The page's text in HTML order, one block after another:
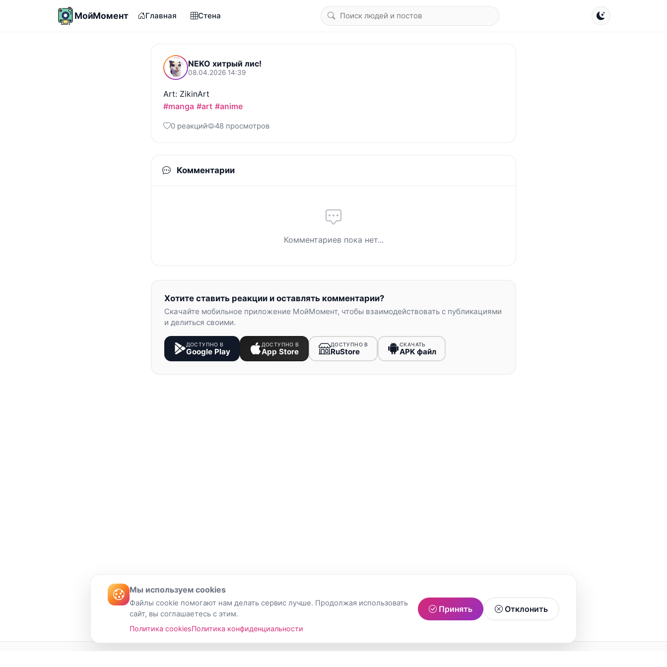
МойМомент Главная Стена
NEKO хитрый лис!
08.04.2026 14:39
#manga #art #anime
0 реакций 48 просмотров
Комментарии
Комментариев пока нет...
Хотите ставить реакции и оставлять комментарии?
Скачайте мобильное приложение МойМомент, чтобы взаимодействовать с публикациями
и делиться своими.
ДОСТУПНО В
Google Play
ДОСТУПНО В
App Store
ДОСТУПНО В
RuStore
СКАЧАТЬ
APK файл
Мы используем cookies
Файлы cookie помогают нам делать сервис лучше. Продолжая использовать
сайт, вы соглашаетесь с этим.
Политика cookiesПолитика конфиденциальности
Принять Отклонить